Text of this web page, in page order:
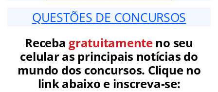
QUESTÕES DE CONCURSOS
Receba gratuitamenteno seu
celular as principais notícias do
mundo dos concursos. Clique no
link abaixo e inscreva-se: